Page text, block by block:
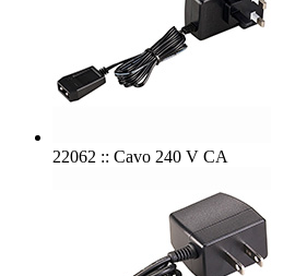
22062 :: Cavo 240 V CA